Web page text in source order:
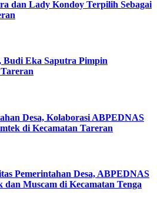
dan Lady Kondoy Terpilih Sebagai
Budi Eka Saputra Pimpin
Desa, Kolaborasi ABPEDNAS
di Kecamatan Tareran
Pemerintahan Desa, ABPEDNAS
Muscam di Kecamatan Tenga